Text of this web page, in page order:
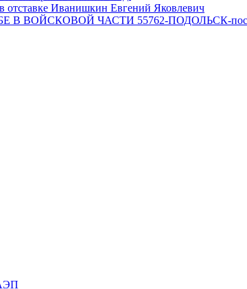
отставке Иванишкин Евгений Яковлевич
ВОЙСКОВОЙ ЧАСТИ 55762-ПОДОЛЬСК-